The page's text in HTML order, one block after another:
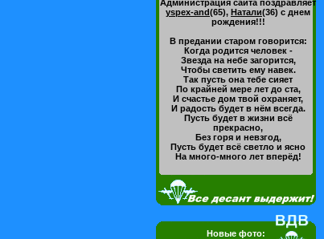
Администрация сайта поздравляет
yspex-and(65), Натали(36) с днем
рождения!!!
В предании старом говорится:
Когда родится человек -
Звезда на небе загорится,
Чтобы светить ему навек.
Так пусть она тебе сияет
По крайней мере лет до ста,
И счастье дом твой охраняет,
И радость будет в нём всегда.
Пусть будет в жизни всё
прекрасно,
Без горя и невзгод,
Пусть будет всё светло и ясно
На много-много лет вперёд!
Новые фото: